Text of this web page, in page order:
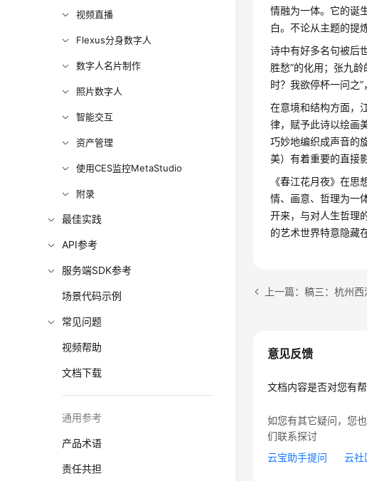
视频直播
Flexus分身数字人
数字人名片制作
照片数字人
智能交互
资产管理
使用CES监控MetaStudio
附录
最佳实践
API参考
服务端SDK参考
场景代码示例
常见问题
视频帮助
文档下载
通用参考
产品术语
责任共担
情融为一体。它的诞
白。不论从主题的提
诗中有好多名句被后
胜愁”的化用；张九
时？我欲停杯一问之
在意境和结构方面，
律，赋予此诗以绘画
巧妙地编织成声音的
美）有着重要的直接
《春江花月夜》在
情、画意、哲理为一
开来，与对人生哲理
的艺术世界特意隐藏
上一篇：稿三：杭州
意见反馈
文档内容是否对您有帮
如您有其它疑问，您
们联系探讨
云宝助手提问
云社